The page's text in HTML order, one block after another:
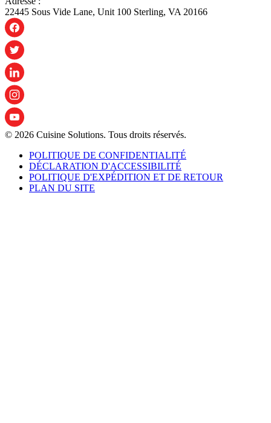
22445 Sous Vide Lane, Unit 100 Sterling, VA 20166
© 2026 Cuisine Solutions. Tous droits réservés.
POLITIQUE DE CONFIDENTIALITÉ
DÉCLARATION D'ACCESSIBILITÉ
POLITIQUE D'EXPÉDITION ET DE RETOUR
PLAN DU SITE